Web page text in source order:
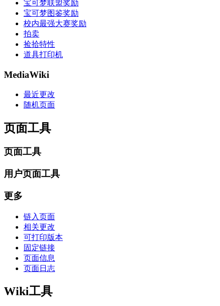
宝可梦联盟奖励
宝可梦图鉴奖励
校内最强大赛奖励
拍卖
捡拾特性
道具打印机
MediaWiki
最近更改
随机页面
页面工具
页面工具
用户页面工具
更多
链入页面
相关更改
可打印版本
固定链接
页面信息
页面日志
Wiki工具